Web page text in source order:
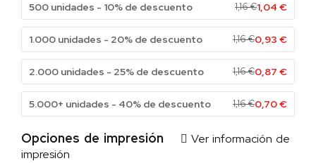
500 unidades - 10% de descuento 1,16€1,04 €
1.000 unidades - 20% de descuento 1,16€0,93 €
2.000 unidades - 25% de descuento 1,16€0,87 €
5.000+ unidades - 40% de descuento 1,16€0,70€
Opciones de impresión
Ver información de
impresión